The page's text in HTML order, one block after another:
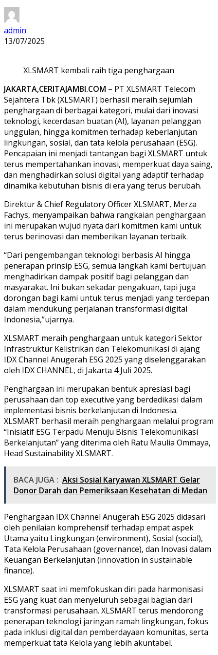
admin
13/07/2025
XLSMART kembali raih tiga penghargaan
JAKARTA,CERITAJAMBI.COM – PT XLSMART Telecom
Sejahtera Tbk (XLSMART) berhasil meraih sejumlah
penghargaan di berbagai kategori, mulai dari inovasi
teknologi, kecerdasan buatan (AI), layanan pelanggan
unggulan, hingga komitmen terhadap keberlanjutan
lingkungan, sosial, dan tata kelola perusahaan (ESG).
Pencapaian ini menjadi tantangan bagi XLSMART untuk
terus mempertahankan inovasi, memperkuat daya saing,
dan menghadirkan solusi digital yang adaptif terhadap
dinamika kebutuhan bisnis di era yang terus berubah.
Direktur & Chief Regulatory Officer XLSMART, Merza
Fachys, menyampaikan bahwa rangkaian penghargaan
ini merupakan wujud nyata dari komitmen kami untuk
terus berinovasi dan memberikan layanan terbaik.
“Dari pengembangan teknologi berbasis AI hingga
penerapan prinsip ESG, semua langkah kami bertujuan
menghadirkan dampak positif bagi pelanggan dan
masyarakat. Ini bukan sekadar pengakuan, tapi juga
dorongan bagi kami untuk terus menjadi yang terdepan
dalam mendukung perjalanan transformasi digital
Indonesia,”ujarnya.
XLSMART meraih penghargaan untuk kategori Sektor
Infrastruktur Kelistrikan dan Telekomunikasi di ajang
IDX Channel Anugerah ESG 2025 yang diselenggarakan
oleh IDX CHANNEL, di Jakarta 4 Juli 2025.
Penghargaan ini merupakan bentuk apresiasi bagi
perusahaan dan top executive yang berdedikasi dalam
implementasi bisnis berkelanjutan di Indonesia.
XLSMART berhasil meraih penghargaan melalui program
“Inisiatif ESG Terpadu Menuju Bisnis Telekomunikasi
Berkelanjutan” yang diterima oleh Ratu Maulia Ommaya,
Head Sustainability XLSMART.
BACA JUGA : Aksi Sosial Karyawan XLSMART Gelar
Donor Darah dan Pemeriksaan Kesehatan di Medan
Penghargaan IDX Channel Anugerah ESG 2025 didasari
oleh penilaian komprehensif terhadap empat aspek
Utama yaitu Lingkungan (environment), Sosial (social),
Tata Kelola Perusahaan (governance), dan Inovasi dalam
Keuangan Berkelanjutan (innovation in sustainable
finance).
XLSMART saat ini memfokuskan diri pada harmonisasi
ESG yang kuat dan menyeluruh sebagai bagian dari
transformasi perusahaan. XLSMART terus mendorong
penerapan teknologi jaringan ramah lingkungan, fokus
pada inklusi digital dan pemberdayaan komunitas, serta
memperkuat tata Kelola yang lebih akuntabel.